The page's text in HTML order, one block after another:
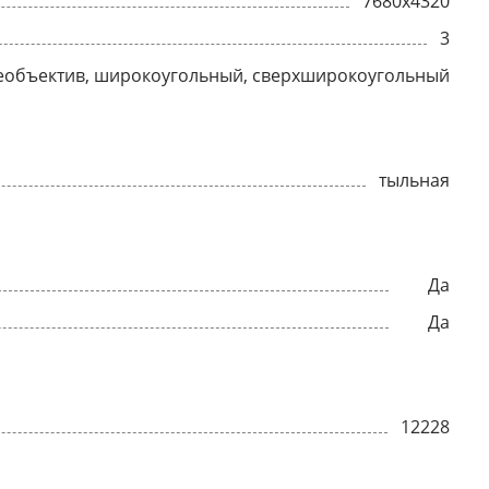
3
широкоугольный, сверхширокоугольный
тыльная
Да
Да
12228